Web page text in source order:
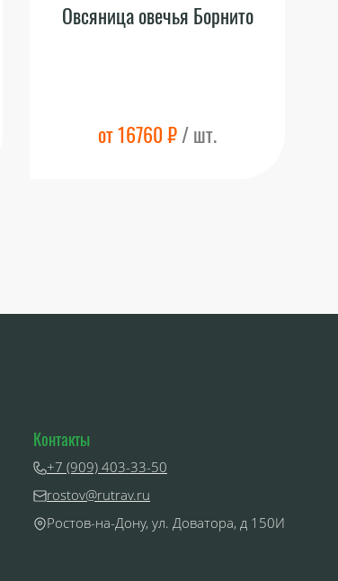
Овсяница овечья Борнито
от 16760 ₽/ шт.
Контакты
+7 (909) 403-33-50
rostov@rutrav.ru
Ростов-на-Дону, ул. Доватора, д 150И